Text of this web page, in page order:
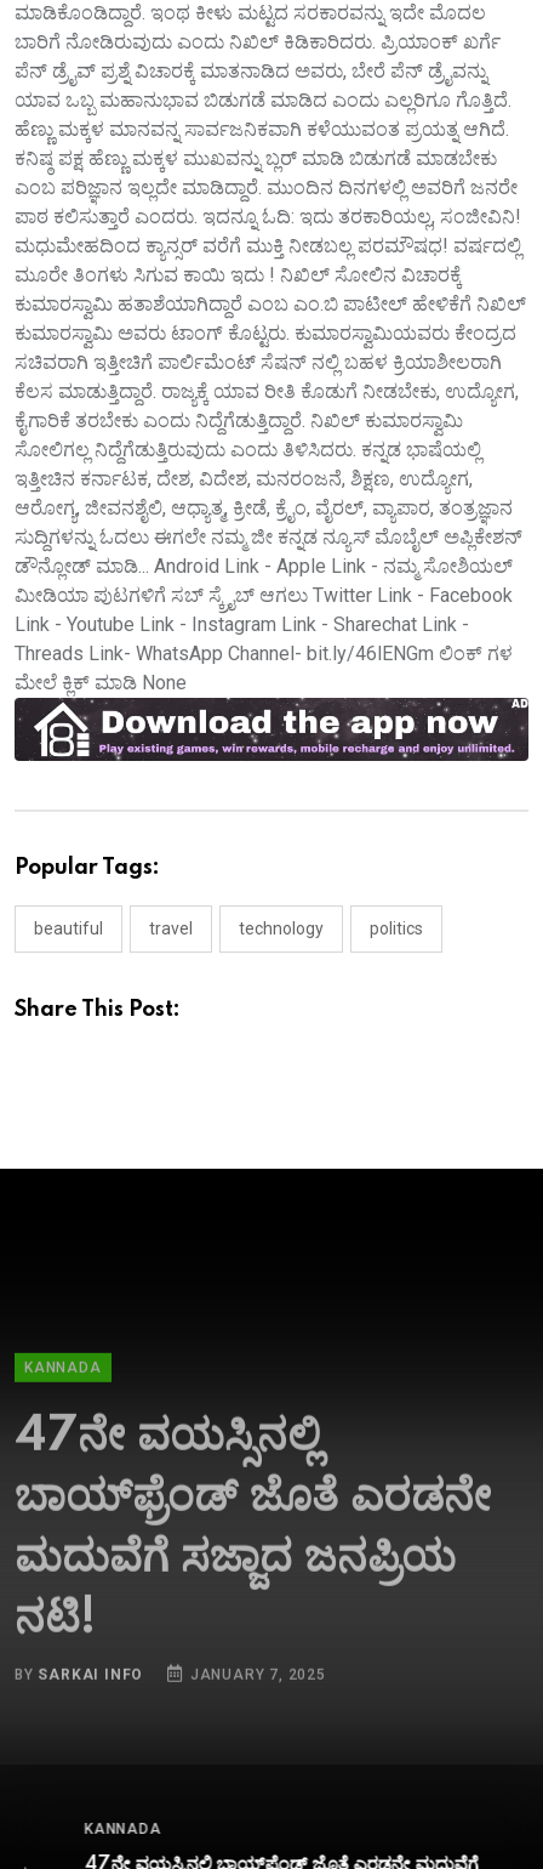
ಮಾಡಿಕೊಂಡಿದ್ದಾರೆ. ಇಂಥ ಕೀಳು ಮಟ್ಟದ ಸರಕಾರವನ್ನು ಇದೇ ಮೊದಲ
ಬಾರಿಗೆ ನೋಡಿರುವುದು ಎಂದು ನಿಖಿಲ್ ಕಿಡಿಕಾರಿದರು. ಪ್ರಿಯಾಂಕ್ ಖರ್ಗೆ
ಪೆನ್ ಡ್ರೈವ್ ಪ್ರಶ್ನೆ ವಿಚಾರಕ್ಕೆ ಮಾತನಾಡಿದ ಅವರು, ಬೇರೆ ಪೆನ್ ಡ್ರೈವನ್ನು
ಯಾವ ಒಬ್ಬ ಮಹಾನುಭಾವ ಬಿಡುಗಡೆ ಮಾಡಿದ ಎಂದು ಎಲ್ಲರಿಗೂ ಗೊತ್ತಿದೆ‌.
ಹೆಣ್ಣು ಮಕ್ಕಳ ಮಾನವನ್ನ ಸಾರ್ವಜನಿಕವಾಗಿ ಕಳೆಯುವಂತ ಪ್ರಯತ್ನ ಆಗಿದೆ.
ಕನಿಷ್ಠ ಪಕ್ಷ ಹೆಣ್ಣು ಮಕ್ಕಳ ಮುಖವನ್ನು ಬ್ಲರ್ ಮಾಡಿ ಬಿಡುಗಡೆ ಮಾಡಬೇಕು
ಎಂಬ ಪರಿಜ್ಞಾನ ಇಲ್ಲದೇ ಮಾಡಿದ್ದಾರೆ‌. ಮುಂದಿನ ದಿನಗಳಲ್ಲಿ ಅವರಿಗೆ ಜನರೇ
ಪಾಠ ಕಲಿಸುತ್ತಾರೆ‌ ಎಂದರು. ಇದನ್ನೂ ಓದಿ: ಇದು ತರಕಾರಿಯಲ್ಲ, ಸಂಜೀವಿನಿ!
ಮಧುಮೇಹದಿಂದ ಕ್ಯಾನ್ಸರ್ ವರೆಗೆ ಮುಕ್ತಿ ನೀಡಬಲ್ಲ ಪರಮೌಷಧ! ವರ್ಷದಲ್ಲಿ
ಮೂರೇ ತಿಂಗಳು ಸಿಗುವ ಕಾಯಿ ಇದು ! ನಿಖಿಲ್ ಸೋಲಿನ ವಿಚಾರಕ್ಕೆ
ಕುಮಾರಸ್ವಾಮಿ ಹತಾಶೆಯಾಗಿದ್ದಾರೆ ಎಂಬ ಎಂ.ಬಿ ಪಾಟೀಲ್ ಹೇಳಿಕೆಗೆ ನಿಖಿಲ್
ಕುಮಾರಸ್ವಾಮಿ ಅವರು ಟಾಂಗ್ ಕೊಟ್ಟರು. ಕುಮಾರಸ್ವಾಮಿಯವರು ಕೇಂದ್ರದ
ಸಚಿವರಾಗಿ ಇತ್ತೀಚಿಗೆ ಪಾರ್ಲಿಮೆಂಟ್ ಸೆಷನ್ ನಲ್ಲಿ ಬಹಳ ಕ್ರಿಯಾಶೀಲರಾಗಿ
ಕೆಲಸ‌ ಮಾಡುತ್ತಿದ್ದಾರೆ. ರಾಜ್ಯಕ್ಕೆ ಯಾವ ರೀತಿ ಕೊಡುಗೆ ನೀಡಬೇಕು, ಉದ್ಯೋಗ,
ಕೈಗಾರಿಕೆ ತರಬೇಕು ಎಂದು ನಿದ್ದೆಗೆಡುತ್ತಿದ್ದಾರೆ.‌ ನಿಖಿಲ್ ಕುಮಾರಸ್ವಾಮಿ
ಸೋಲಿಗಲ್ಲ ನಿದ್ದೆಗೆಡುತ್ತಿರುವುದು ಎಂದು ತಿಳಿಸಿದರು. ಕನ್ನಡ ಭಾಷೆಯಲ್ಲಿ
ಇತ್ತೀಚಿನ ಕರ್ನಾಟಕ, ದೇಶ, ವಿದೇಶ, ಮನರಂಜನೆ, ಶಿಕ್ಷಣ, ಉದ್ಯೋಗ,
ಆರೋಗ್ಯ, ಜೀವನಶೈಲಿ, ಆಧ್ಯಾತ್ಮ, ಕ್ರೀಡೆ, ಕ್ರೈಂ, ವೈರಲ್, ವ್ಯಾಪಾರ, ತಂತ್ರಜ್ಞಾನ
ಸುದ್ದಿಗಳನ್ನು ಓದಲು ಈಗಲೇ ನಮ್ಮ ಜೀ ಕನ್ನಡ ನ್ಯೂಸ್ ಮೊಬೈಲ್ ಅಪ್ಲಿಕೇಶನ್
ಡೌನ್ಲೋಡ್ ಮಾಡಿ... Android Link - Apple Link - ನಮ್ಮ ಸೋಶಿಯಲ್
ಮೀಡಿಯಾ ಪುಟಗಳಿಗೆ ಸಬ್ ಸ್ಕ್ರೈಬ್ ಆಗಲು Twitter Link - Facebook
Link - Youtube Link - Instagram Link - Sharechat Link -
Threads Link- WhatsApp Channel- bit.ly/46lENGm ಲಿಂಕ್ ಗಳ
ಮೇಲೆ ಕ್ಲಿಕ್‌ ಮಾಡಿ None
Popular Tags:
beautiful travel technology politics
Share This Post:
47ನೇ ವಯಸ್ಸಿನಲ್ಲಿ
ಬಾಯ್‌ಫ್ರೆಂಡ್‌ ಜೊತೆ ಎರಡನೇ
ಮದುವೆಗೆ ಸಜ್ಜಾದ ಜನಪ್ರಿಯ
ನಟಿ!
BYSARKAI INFO
KANNADA
47ನೇ ವಯಸ್ಸಿನಲ್ಲಿ ಬಾಯ್‌ಫ್ರೆಂಡ್‌ ಜೊತೆ ಎರಡನೇ ಮದುವೆಗೆ